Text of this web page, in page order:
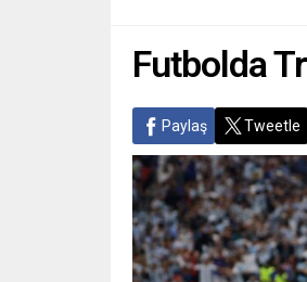
Futbolda
Paylaş Tweetle